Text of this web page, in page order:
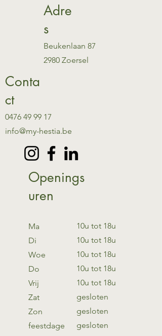
Adre
s
Beukenlaan 87
2980 Zoersel
Conta
ct
0476 49 99 17
info@my-hestia.be
Openings
uren
Ma
Di
Woe
Do
Vrij
Zat
Zon
feestdage
10u tot 18u
10u tot 18u
10u tot 18u
10u tot 18u
10u tot 18u
gesloten
gesloten
gesloten